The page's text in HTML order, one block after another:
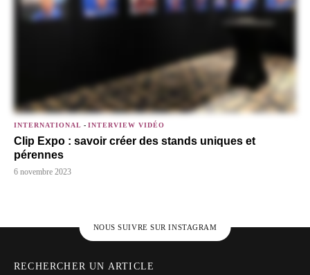
INTERNATIONAL - INTERVIEW VIDÉO
Clip Expo : savoir créer des stands uniques et
pérennes
6 novembre 2023
NOUS SUIVRE SUR INSTAGRAM
RECHERCHER UN ARTICLE